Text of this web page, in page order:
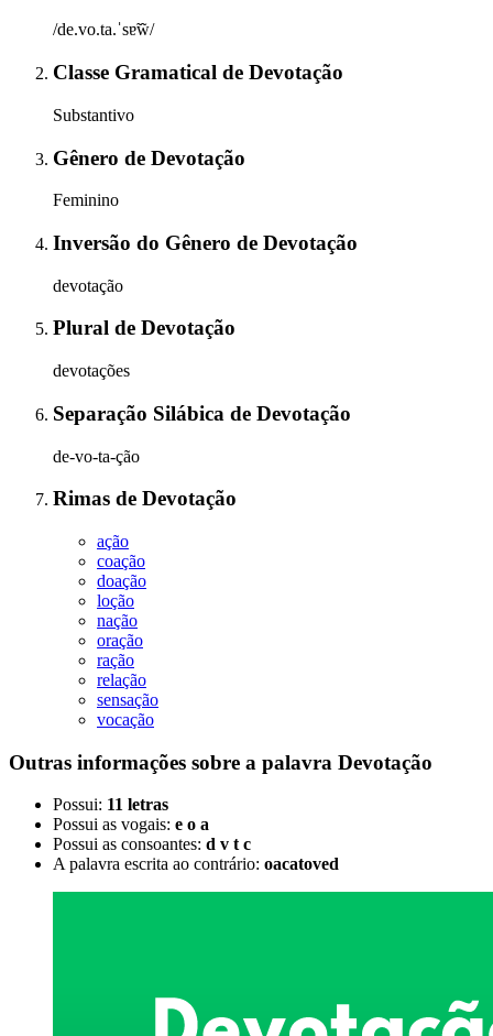
/de.vo.ta.ˈsɐ̃w̃/
Classe Gramatical de Devotação
Substantivo
Gênero de Devotação
Feminino
Inversão do Gênero de Devotação
devotação
Plural de Devotação
devotações
Separação Silábica de Devotação
de-vo-ta-ção
Rimas de Devotação
ação
coação
doação
loção
nação
oração
ração
relação
sensação
vocação
Outras informações sobre a palavra Devotação
Possui: 11 letras
Possui as vogais: e o a
Possui as consoantes: d v t c
A palavra escrita ao contrário: oacatoved